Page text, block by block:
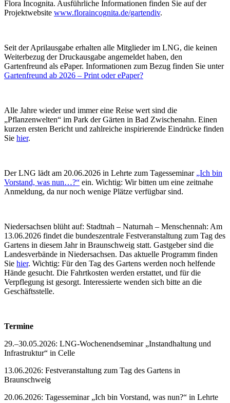
Flora Incognita. Ausführliche Informationen finden Sie auf der
Projektwebsite www.floraincognita.de/gartendiv.
Seit der Aprilausgabe erhalten alle Mitglieder im LNG, die keinen
Weiterbezug der Druckausgabe angemeldet haben, den
Gartenfreund als ePaper. Informationen zum Bezug finden Sie unter
Gartenfreund ab 2026 – Print oder ePaper?
Alle Jahre wieder und immer eine Reise wert sind die
„Pflanzenwelten“ im Park der Gärten in Bad Zwischenahn. Einen
kurzen ersten Bericht und zahlreiche inspirierende Eindrücke finden
Sie hier.
Der LNG lädt am 20.06.2026 in Lehrte zum Tagesseminar „Ich bin
Vorstand, was nun…?“ ein. Wichtig: Wir bitten um eine zeitnahe
Anmeldung, da nur noch wenige Plätze verfügbar sind.
Niedersachsen blüht auf: Stadtnah – Naturnah – Menschennah: Am
13.06.2026 findet die bundeszentrale Festveranstaltung zum Tag des
Gartens in diesem Jahr in Braunschweig statt. Gastgeber sind die
Landesverbände in Niedersachsen. Das aktuelle Programm finden
Sie hier. Wichtig: Für den Tag des Gartens werden noch helfende
Hände gesucht. Die Fahrtkosten werden erstattet, und für die
Verpflegung ist gesorgt. Interessierte wenden sich bitte an die
Geschäftsstelle.
Termine
29.–30.05.2026: LNG-Wochenendseminar „Instandhaltung und
Infrastruktur“ in Celle
13.06.2026: Festveranstaltung zum Tag des Gartens in
Braunschweig
20.06.2026: Tagesseminar „Ich bin Vorstand, was nun?“ in Lehrte